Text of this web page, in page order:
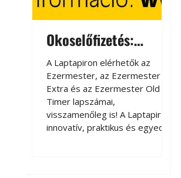
Okoselőfizetés:
Ezermester Extra
A Laptapiron elérhetők az
Ezermester, az Ezermester
Extra és az Ezermester Old
Timer lapszámai,
visszamenőleg is! A Laptapir új,
innovatív, praktikus és egyedi